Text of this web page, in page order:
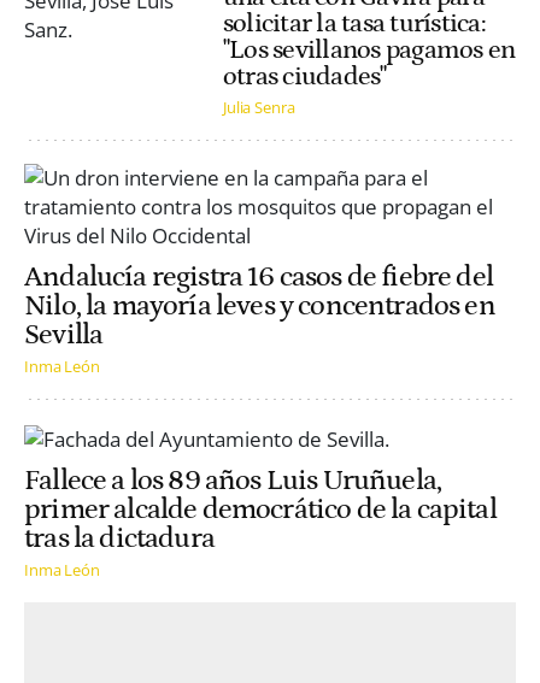
solicitar la tasa turística:
"Los sevillanos pagamos en
otras ciudades"
Julia Senra
Andalucía registra 16 casos de fiebre del
Nilo, la mayoría leves y concentrados en
Sevilla
Inma León
Fallece a los 89 años Luis Uruñuela,
primer alcalde democrático de la capital
tras la dictadura
Inma León